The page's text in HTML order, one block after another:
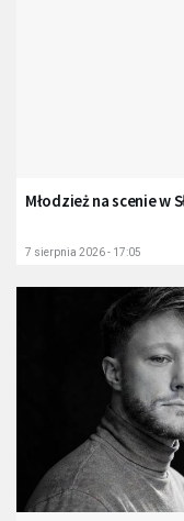
Młodzież na scenie w
7 sierpnia 2026 - 17:05